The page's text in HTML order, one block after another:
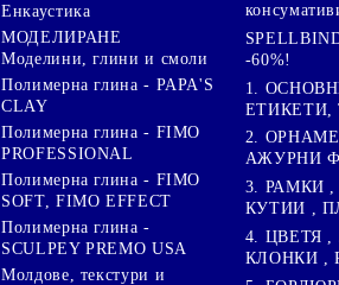
Енкаустика
МОДЕЛИРАНЕ
Моделини, глини и смоли
Полимерна глина - PAPA'S
CLAY
Полимерна глина - FIMO
PROFESSIONAL
Полимерна глина - FIMO
SOFT, FIMO EFFECT
Полимерна глина -
SCULPEY PREMO USA
Молдове, текстури и
-60%!
1.
ЕТИКЕТИ,
2.
АЖУРНИ
3. РАМКИ
КУТИИ ,
4. ЦВЕТЯ ,
КЛОНКИ ,